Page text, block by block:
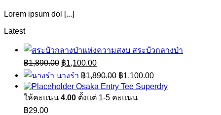
Lorem ipsum dol [...]
Latest
สระบัวกลางป่า
฿1,890.00 Original
price
was:
฿1,890.00.
฿1,100.00Current
price
is:
฿1,100.00.
นางรำ ฿1,890.00 Original
price
was:
฿1,890.00.
฿1,100.00Current
price
is:
Osaka Entry Tee Superdry
ให้คะแนน 4.00 ตั้งแต่ 1-5 คะแนน
฿29.00